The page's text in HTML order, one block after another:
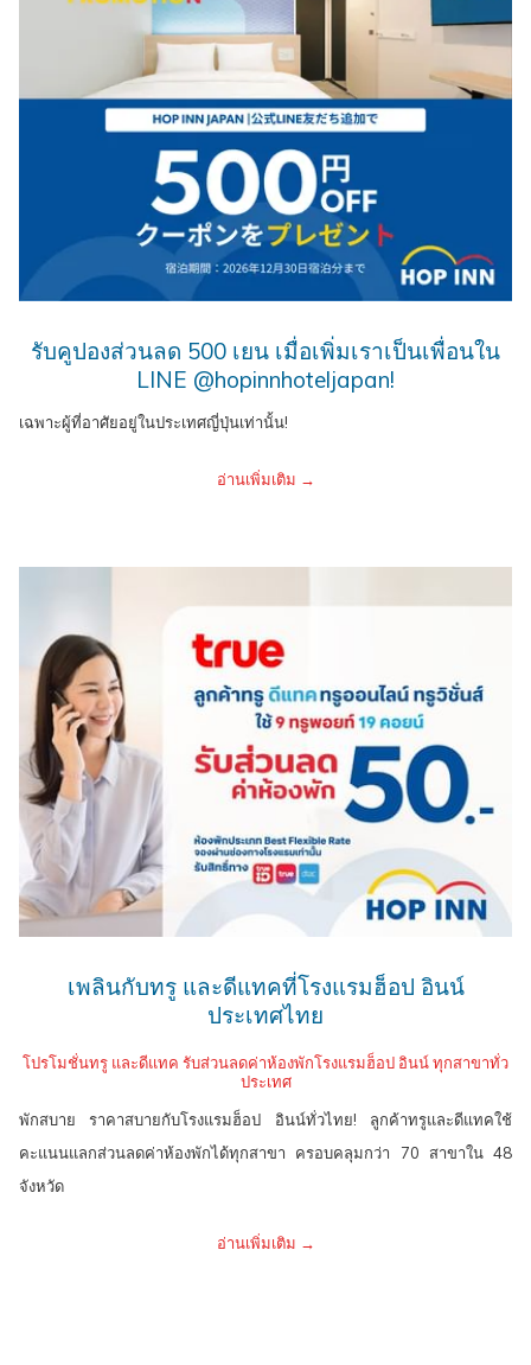
รับคูปองส่วนลด 500 เยน เมื่อเพิ่มเราเป็นเพื่อนใน
LINE @hopinnhoteljapan!
เฉพาะผู้ที่อาศัยอยู่ในประเทศญี่ปุ่นเท่านั้น!
อ่านเพิ่มเติม
เพลินกับทรู และดีแทคที่โรงแรมฮ็อป อินน์
ประเทศไทย
โปรโมชั่นทรู และดีแทค รับส่วนลดค่าห้องพักโรงแรมฮ็อป อินน์ ทุกสาขาทั่ว
ประเทศ
พักสบาย ราคาสบายกับโรงแรมฮ็อป อินน์ทั่วไทย! ลูกค้าทรูและดีแทคใช้
คะแนนแลกส่วนลดค่าห้องพักได้ทุกสาขา ครอบคลุมกว่า 70 สาขาใน 48
จังหวัด
อ่านเพิ่มเติม